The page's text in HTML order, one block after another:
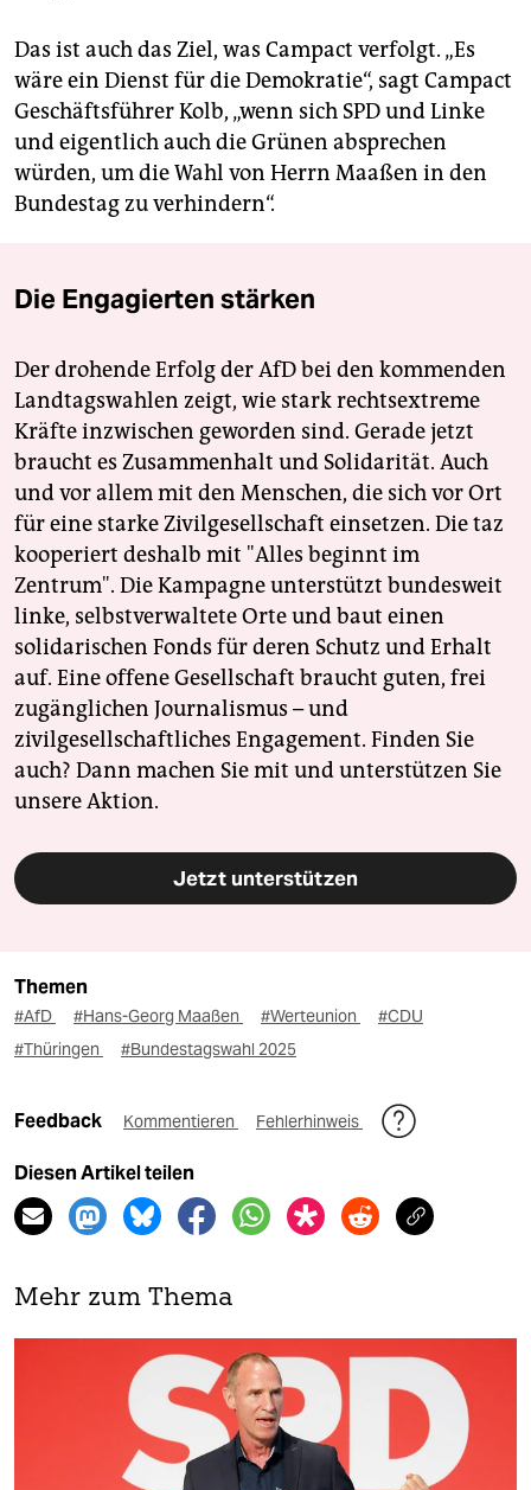
Das ist auch das Ziel, was Campact verfolgt. „Es
wäre ein Dienst für die Demokratie“, sagt Campact
Geschäftsführer Kolb, „wenn sich SPD und Linke
und eigentlich auch die Grünen absprechen
würden, um die Wahl von Herrn Maaßen in den
Bundestag zu verhindern“.
Die Engagierten stärken
Der drohende Erfolg der AfD bei den kommenden
Landtagswahlen zeigt, wie stark rechtsextreme
Kräfte inzwischen geworden sind. Gerade jetzt
braucht es Zusammenhalt und Solidarität. Auch
und vor allem mit den Menschen, die sich vor Ort
für eine starke Zivilgesellschaft einsetzen. Die taz
kooperiert deshalb mit "Alles beginnt im
Zentrum". Die Kampagne unterstützt bundesweit
linke, selbstverwaltete Orte und baut einen
solidarischen Fonds für deren Schutz und Erhalt
auf. Eine offene Gesellschaft braucht guten, frei
zugänglichen Journalismus – und
zivilgesellschaftliches Engagement. Finden Sie
auch? Dann machen Sie mit und unterstützen Sie
unsere Aktion.
Jetzt unterstützen
Themen
#AfD #Hans-Georg Maaßen #Werteunion
#CDU
#Thüringen
#Bundestagswahl 2025
Feedback Kommentieren Fehlerhinweis
Diesen Artikel teilen
Mehr zum Thema